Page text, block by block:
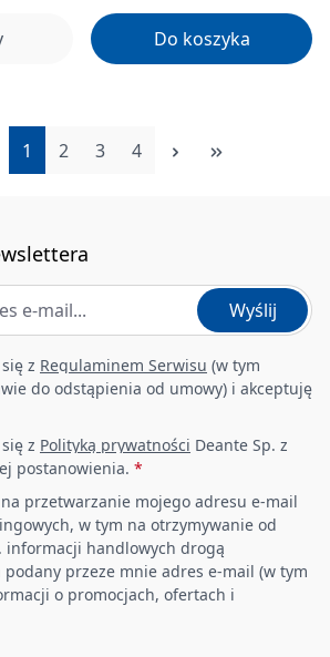
Do koszyka
Strona
1 Strona
2 Strona
3 Strona
4
Wyślij
z Regulaminem Serwisu (w tym
do odstąpienia od umowy) i akceptuję
z Polityką prywatności Deante Sp. z
postanowienia. *
przetwarzanie mojego adresu e-mail
w tym na otrzymywanie od
informacji handlowych drogą
przeze mnie adres e-mail (w tym
o promocjach, ofertach i